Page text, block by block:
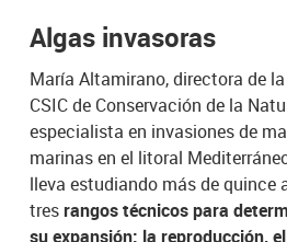
Algas invasoras
María Altamirano, directora de
CSIC de Conservación de la
especialista en invasiones de
marinas en el litoral
lleva estudiando más de quince
tresrangos técnicos para
su expansión: la reproducción,